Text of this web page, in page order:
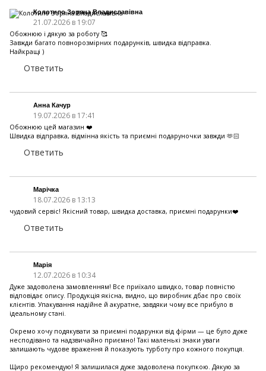
Колотило Зоряна Владиславівна
21.07.2026 в 19:07
Обожнюю і дякую за роботу 🥰
Завжди багато повнорозмірних подарунків, швидка відправка.
Найкращі )
Ответить
Анна Качур
19.07.2026 в 17:41
Обожнюю цей магазин ❤️
Швидка відправка, відмінна якість та приємні подаруночки завжди 🫶🏻
Ответить
Марічка
18.07.2026 в 13:13
чудовий сервіс! Якісний товар, швидка доставка, приємні подарунки❤️
Ответить
Марія
12.07.2026 в 10:34
Дуже задоволена замовленням! Все приїхало швидко, товар повністю
відповідає опису. Продукція якісна, видно, що виробник дбає про своїх
клієнтів. Упакування надійне й акуратне, завдяки чому все прибуло в
ідеальному стані.
Окремо хочу подякувати за приємні подарунки від фірми — це було дуже
несподівано та надзвичайно приємно! Такі маленькі знаки уваги
залишають чудове враження й показують турботу про кожного покупця.
Щиро рекомендую! Я залишилася дуже задоволена покупкою. Дякую за